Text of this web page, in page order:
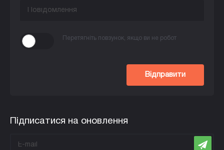
Перетягніть повзунок, якщо ви не робот
Відправити
Підписатися на оновлення